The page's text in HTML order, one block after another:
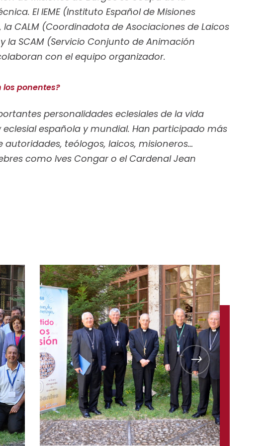
El IEME (Instituto Español de Misiones
la CALM (Coordinadota de Asociaciones de Laicos
la SCAM (Servicio Conjunto de Animación
con el equipo organizador.
los ponentes?
personalidades eclesiales de la vida
española y mundial. Han participado más
autoridades, teólogos, laicos, misioneros…
como Ives Congar o el Cardenal Jean